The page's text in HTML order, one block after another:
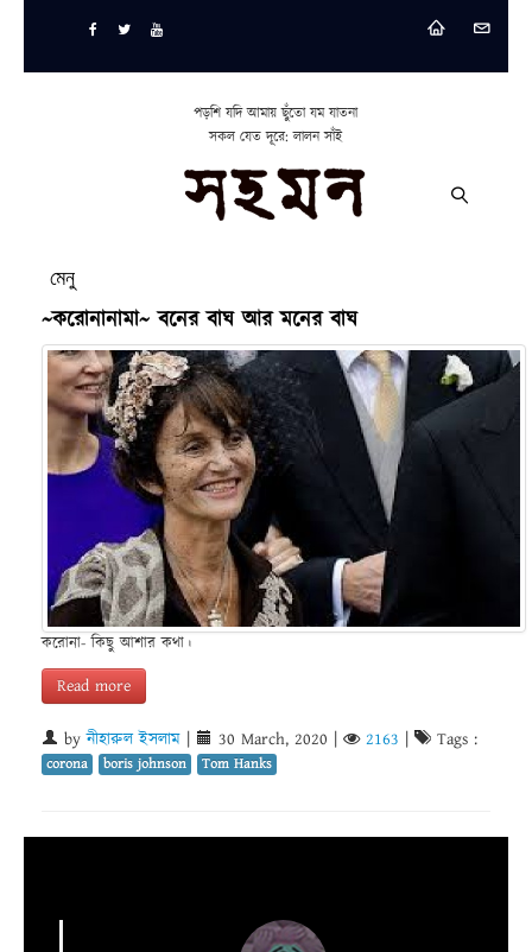
পড়শি যদি আমায় ছুঁতো যম যাতনা
সকল যেত দূরে: লালন সাঁই
মেনু
~করোনানামা~ বনের বাঘ আর মনের বাঘ
করোনা- কিছু আশার কথা।
Read more
byনীহারুল ইসলাম 30 March, 2020 2163 Tags :
corona boris johnson Tom Hanks